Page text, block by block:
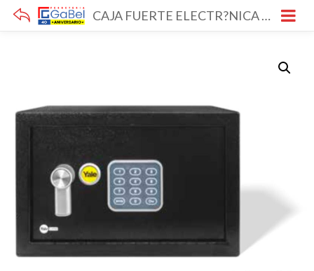
CAJA FUERTE ELECTR?NICA PEQUE?A YALE